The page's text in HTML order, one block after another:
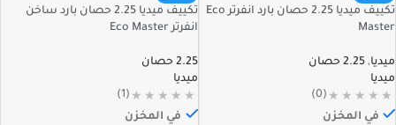
تكييف ميديا 2.25 حصان بارد انفرتر Eco
Master
ميديا, 2.25 حصان
ميديا
(0)
في المخزن
تكييف ميديا 2.25 حصان بارد ساخن
انفرتر Eco Master
2.25 حصان
ميديا
(1)
في المخزن